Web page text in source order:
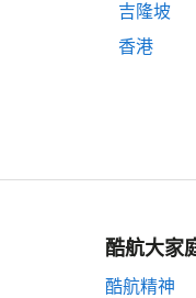
吉隆坡
香港
酷航大家
酷航精神